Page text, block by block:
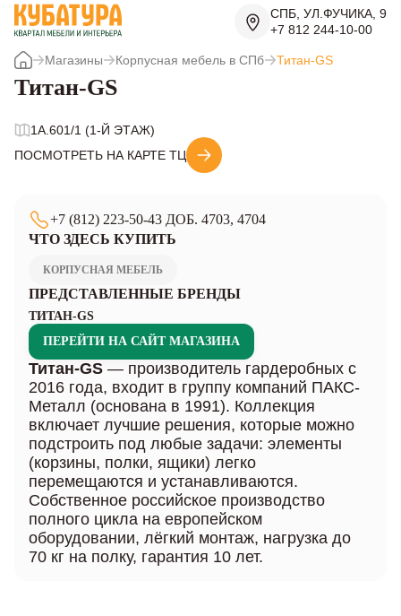
СПБ, УЛ.ФУЧИКА, 9
+7 812 244-10-00
Магазины Корпусная мебель в СПб Титан-GS
Титан-GS
1A.601/1 (1-Й ЭТАЖ)
ПОСМОТРЕТЬ НА КАРТЕ ТЦ
+7 (812) 223-50-43 ДОБ. 4703, 4704
ЧТО ЗДЕСЬ КУПИТЬ
КОРПУСНАЯ МЕБЕЛЬ
ПРЕДСТАВЛЕННЫЕ БРЕНДЫ
ТИТАН-GS
ПЕРЕЙТИ НА САЙТ МАГАЗИНА
Титан-GS — производитель гардеробных с
2016 года, входит в группу компаний ПАКС-
Металл (основана в 1991). Коллекция
включает лучшие решения, которые можно
подстроить под любые задачи: элементы
(корзины, полки, ящики) легко
перемещаются и устанавливаются.
Собственное российское производство
полного цикла на европейском
оборудовании, лёгкий монтаж, нагрузка до
70 кг на полку, гарантия 10 лет.